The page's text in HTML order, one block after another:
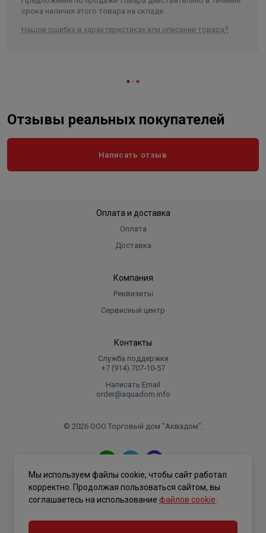
срока наличия этого товара на складе.
Нашли ошибку в характеристиках или описании товара?
Отзывы реальных покупателей
Написать отзыв
Оплата и доставка
Оплата
Доставка
Компания
Реквизиты
Сервисный центр
Контакты
Служба поддержки
+7 (914) 707‑10‑57
Написать Email
order@aquadom.info
© 2026 ООО Торговый дом "Аквадом".
.
Политика конфиденциальности
Мы используем файлы cookie, чтобы сайт работал
корректно. Продолжая пользоваться сайтом, вы
соглашаетесь на использование файлов cookie